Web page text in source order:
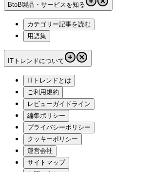
BtoB製品・サービスを知る
カテゴリー記事を読む
用語集
ITトレンドについて
ITトレンドとは
ご利用規約
レビューガイドライン
編集ポリシー
プライバシーポリシー
クッキーポリシー
運営会社
サイトマップ